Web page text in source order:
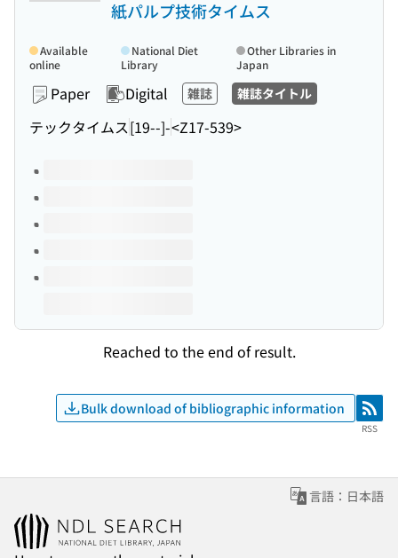
紙パルプ技術タイムス
Paper Digital 雑誌 雑誌タイトル
テックタイムス[19--]-<Z17-539>
Available
online
National Diet
Library
Other Libraries in
Japan
Volumes of this title
Reached to the end of result.
Bulk download of bibliographic information RSS
RSS
言語：日本語